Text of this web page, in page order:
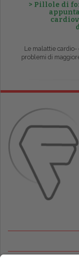
> Pillole di
Le malattie
problemi di